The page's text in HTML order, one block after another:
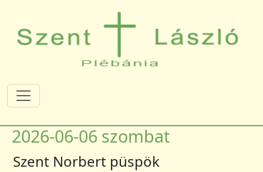
2026-06-06 szombat
Szent Norbert püspök